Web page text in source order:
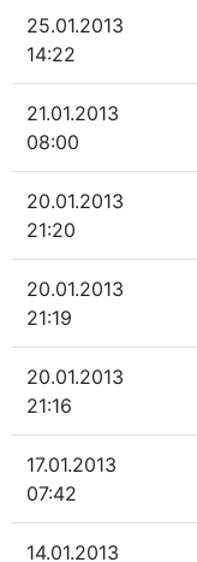
25.01.2013
14:22
21.01.2013
08:00
20.01.2013
21:20
20.01.2013
21:19
20.01.2013
21:16
17.01.2013
07:42
14.01.2013